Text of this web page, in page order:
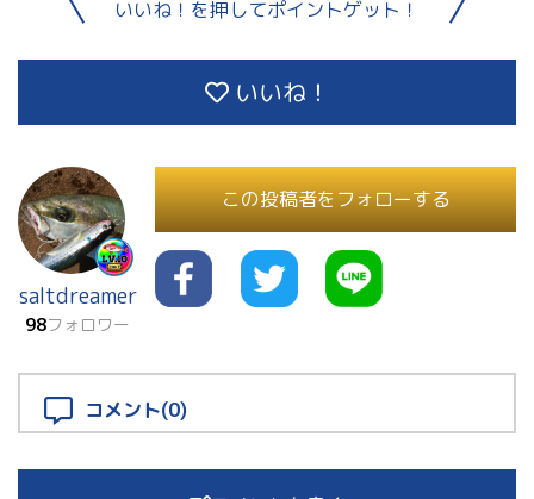
いいね！を押してポイントゲット！
いいね！
saltdreamer
98フォロワー
この投稿者をフォローする
コメント(0)